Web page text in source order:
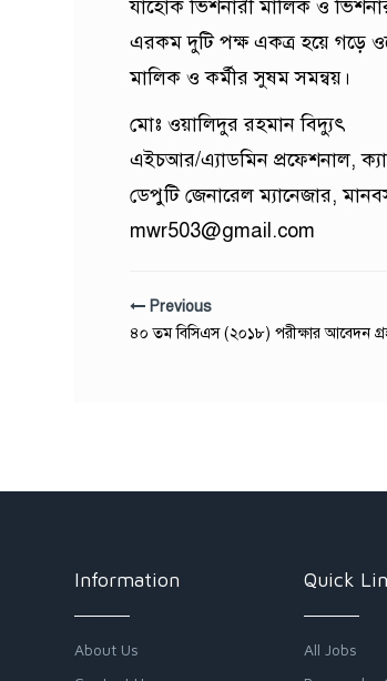
যাহোক ভিশনারী মালিক ও
এরকম দুটি পক্ষ একত্র হয়ে গড়ে
মালিক ও কর্মীর সুষম সমন্বয়।
মোঃ ওয়ালিদুর রহমান বিদ্যুৎ
এইচআর/এ্যাডমিন প্রফেশনাল,
ডেপুটি জেনারেল ম্যানেজার,
mwr503@gmail.com
Previous
৪০ তম বিসিএস (২০১৮) পরীক্ষার আবেদন
Information
About Us
Quick
All Jobs